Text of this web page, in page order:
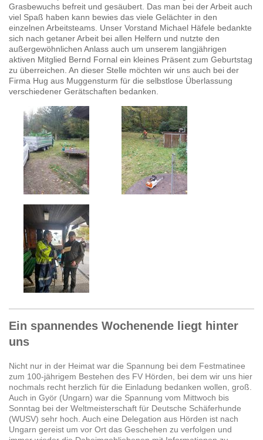
Grasbewuchs befreit und gesäubert. Das man bei der Arbeit auch
viel Spaß haben kann bewies das viele Gelächter in den
einzelnen Arbeitsteams. Unser Vorstand Michael Häfele bedankte
sich nach getaner Arbeit bei allen Helfern und nutzte den
außergewöhnlichen Anlass auch um unserem langjährigen
aktiven Mitglied Bernd Fornal ein kleines Präsent zum Geburtstag
zu überreichen. An dieser Stelle möchten wir uns auch bei der
Firma Hug aus Muggensturm für die selbstlose Überlassung
verschiedener Gerätschaften bedanken.
Ein spannendes Wochenende liegt hinter
uns
Nicht nur in der Heimat war die Spannung bei dem Festmatinee
zum 100-jährigem Bestehen des FV Hörden, bei dem wir uns hier
nochmals recht herzlich für die Einladung bedanken wollen, groß.
Auch in Györ (Ungarn) war die Spannung vom Mittwoch bis
Sonntag bei der Weltmeisterschaft für Deutsche Schäferhunde
(WUSV) sehr hoch. Auch eine Delegation aus Hörden ist nach
Ungarn gereist um vor Ort das Geschehen zu verfolgen und